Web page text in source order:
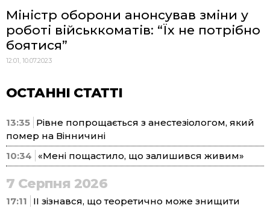
Міністр оборони анонсував зміни у
роботі військкоматів: “Їх не потрібно
боятися”
12:01, 10.07.2023
ОСТАННІ СТАТТІ
13:35 Рівне попрощається з анестезіологом, який
помер на Вінничині
10:34
«Мені пощастило, що залишився живим»
7 Серпня 2026
17:11
ІІ зізнався, що теоретично може знищити